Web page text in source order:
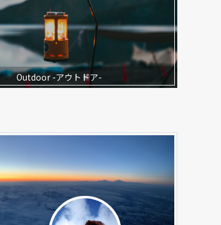
Outdoor -アウトドア-